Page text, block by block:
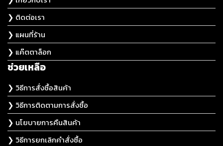
❯ ติดต่อเรา
❯ แผนที่ร้าน
❯ แค๊ตตาล็อก
ช่วยเหลือ
❯ วิธีการสั่งซื้อสินค้า
❯ วิธีการติดตามการสั่งซื้อ
❯ นโยบายการคืนสินค้า
❯ วิธีการยกเลิกคำสั่งซื้อ